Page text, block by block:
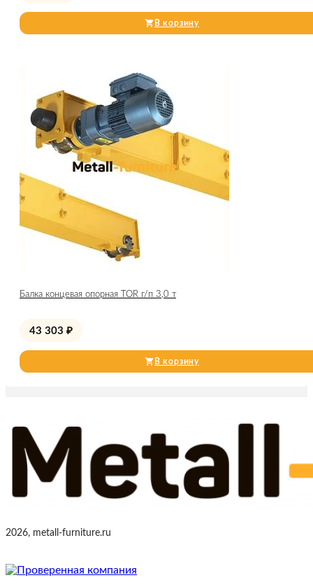
В корзину
Балка концевая опорная TOR г/п 3,0 т
43 303 ₽
В корзину
2026, metall-furniture.ru